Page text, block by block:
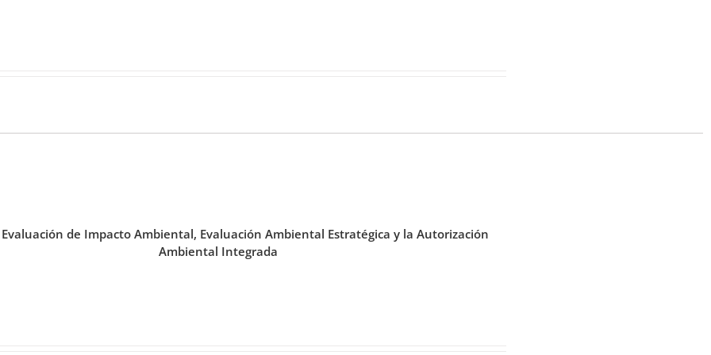
de Impacto Ambiental, Evaluación Ambiental Estratégica y la Autorización
Ambiental Integrada